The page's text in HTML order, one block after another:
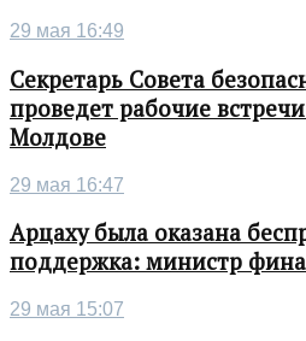
29 мая 16:49
Секретарь Совета
проведет рабочие
Молдове
29 мая 16:47
Арцаху была оказана
поддержка: министр
29 мая 15:07